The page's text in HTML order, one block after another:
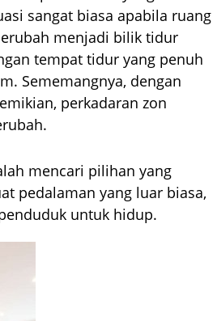
sangat biasa apabila ruang
menjadi bilik tidur
tempat tidur yang penuh
Sememangnya, dengan
perkadaran zon
mencari pilihan yang
pedalaman yang luar biasa,
untuk hidup.